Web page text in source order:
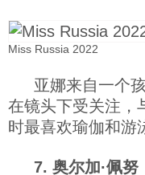
Miss Russia 2022
亚娜来自一个
在镜头下受关注，
时最喜欢瑜伽和游
7. 奥尔加·佩努